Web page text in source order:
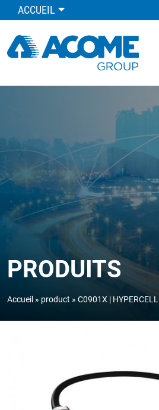
ACCUEIL
PRODUITS
Accueil product C0901X | HYPERCELL